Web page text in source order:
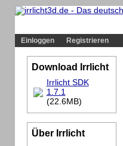
Einloggen
Registrieren
Download Irrlicht
Irrlicht SDK
1.7.1
(22.6MB)
Über Irrlicht